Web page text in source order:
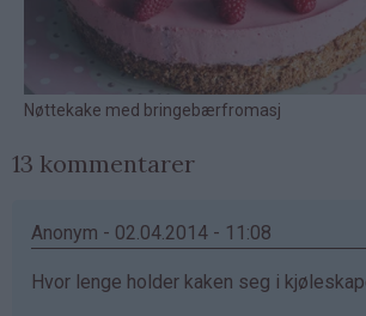
13 kommentarer
Anonym - 02.04.2014 - 11:08
Hvor lenge holder kaken seg i